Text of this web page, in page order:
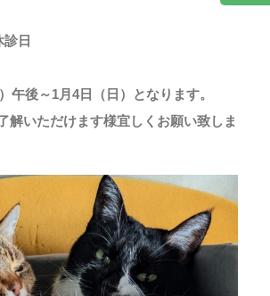
診日
午後～1月4日（日）となります。
解いただけます様宜しくお願い致しま